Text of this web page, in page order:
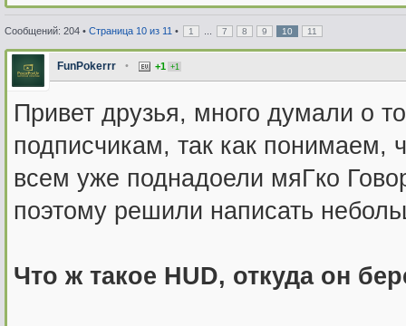
Сообщений: 204 • Страница 10 из 11 • 1 7 8 9 10 11
FunPokerrr • +1 +1
Привет друзья, много думали о
подписчикам, так как понимаем,
всем уже поднадоели мяГко
поэтому решили написать
Что ж такое HUD, откуда он